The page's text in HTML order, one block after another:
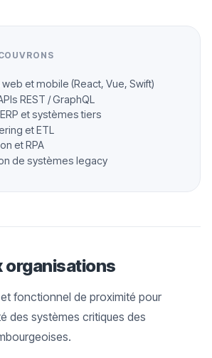
et mobile (React, Vue, Swift)
REST / GraphQL
et systèmes tiers
et ETL
et RPA
de systèmes legacy
organisations
fonctionnel de proximité pour
des systèmes critiques des